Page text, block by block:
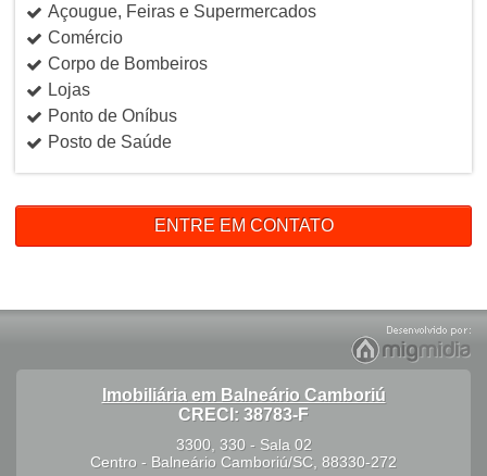
Açougue, Feiras e Supermercados
Comércio
Corpo de Bombeiros
Lojas
Ponto de Oníbus
Posto de Saúde
ENTRE EM CONTATO
Imobiliária em Balneário Camboriú
CRECI: 38783-F
3300, 330 - Sala 02
Centro - Balneário Camboriú/SC 88330-272